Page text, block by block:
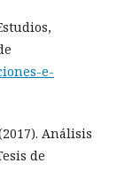
e-
Análisis
de